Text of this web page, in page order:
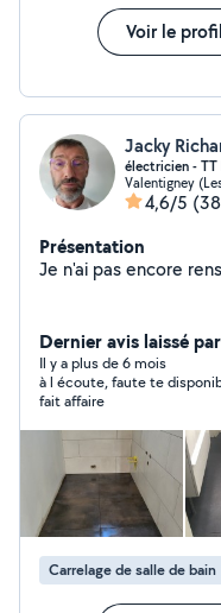
Voir le profil
Jacky
électricien -
Valentigney
4,6/5
Présentation
Dernier avis laissé
Il y a plus de 6 mois
à l écoute, faute te
fait affaire
Carrelage de salle de bain